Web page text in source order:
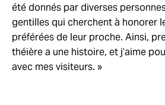
été donnés par diverses
gentilles qui cherchent à honorer
préférées de leur proche. Ainsi,
théière a une histoire, et j’aime
avec mes visiteurs. »